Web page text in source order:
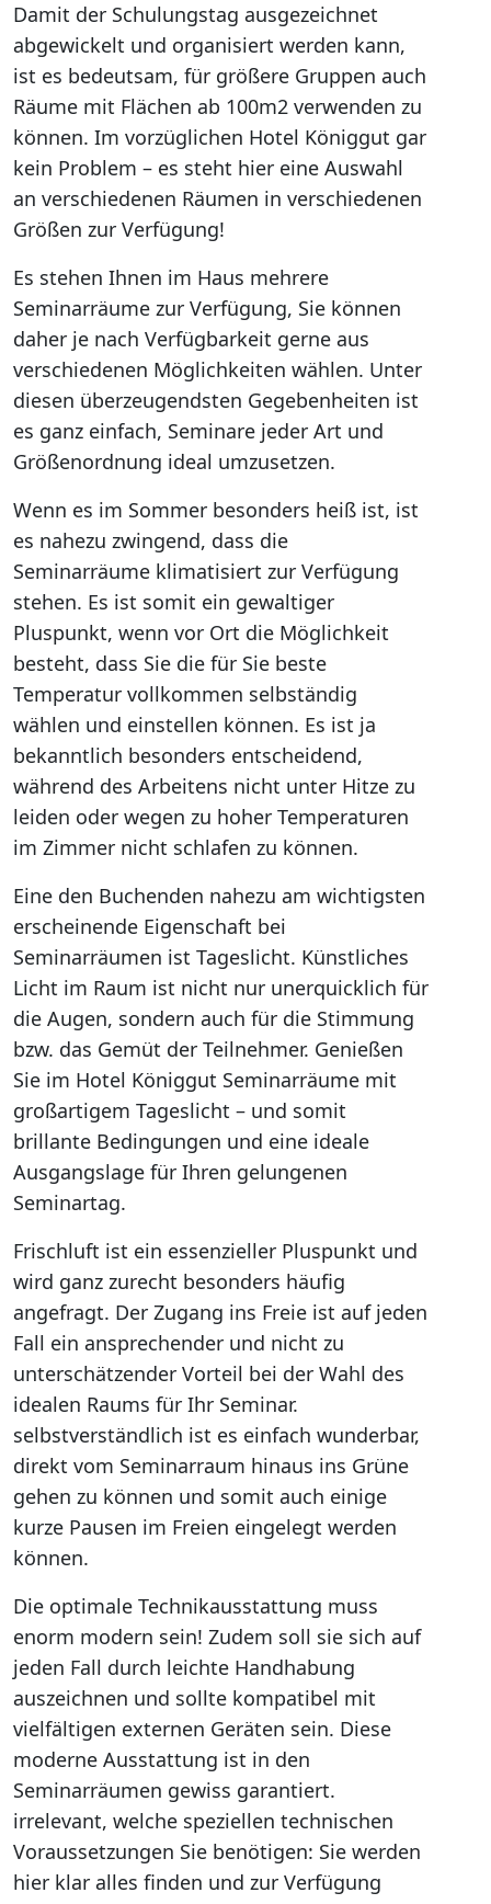
Damit der Schulungstag ausgezeichnet
abgewickelt und organisiert werden kann,
ist es bedeutsam, für größere Gruppen auch
Räume mit Flächen ab 100m2 verwenden zu
können. Im vorzüglichen Hotel Königgut gar
kein Problem – es steht hier eine Auswahl
an verschiedenen Räumen in verschiedenen
Größen zur Verfügung!
Es stehen Ihnen im Haus mehrere
Seminarräume zur Verfügung, Sie können
daher je nach Verfügbarkeit gerne aus
verschiedenen Möglichkeiten wählen. Unter
diesen überzeugendsten Gegebenheiten ist
es ganz einfach, Seminare jeder Art und
Größenordnung ideal umzusetzen.
Wenn es im Sommer besonders heiß ist, ist
es nahezu zwingend, dass die
Seminarräume klimatisiert zur Verfügung
stehen. Es ist somit ein gewaltiger
Pluspunkt, wenn vor Ort die Möglichkeit
besteht, dass Sie die für Sie beste
Temperatur vollkommen selbständig
wählen und einstellen können. Es ist ja
bekanntlich besonders entscheidend,
während des Arbeitens nicht unter Hitze zu
leiden oder wegen zu hoher Temperaturen
im Zimmer nicht schlafen zu können.
Eine den Buchenden nahezu am wichtigsten
erscheinende Eigenschaft bei
Seminarräumen ist Tageslicht. Künstliches
Licht im Raum ist nicht nur unerquicklich für
die Augen, sondern auch für die Stimmung
bzw. das Gemüt der Teilnehmer. Genießen
Sie im Hotel Königgut Seminarräume mit
großartigem Tageslicht – und somit
brillante Bedingungen und eine ideale
Ausgangslage für Ihren gelungenen
Seminartag.
Frischluft ist ein essenzieller Pluspunkt und
wird ganz zurecht besonders häufig
angefragt. Der Zugang ins Freie ist auf jeden
Fall ein ansprechender und nicht zu
unterschätzender Vorteil bei der Wahl des
idealen Raums für Ihr Seminar.
selbstverständlich ist es einfach wunderbar,
direkt vom Seminarraum hinaus ins Grüne
gehen zu können und somit auch einige
kurze Pausen im Freien eingelegt werden
können.
Die optimale Technikausstattung muss
enorm modern sein! Zudem soll sie sich auf
jeden Fall durch leichte Handhabung
auszeichnen und sollte kompatibel mit
vielfältigen externen Geräten sein. Diese
moderne Ausstattung ist in den
Seminarräumen gewiss garantiert.
irrelevant, welche speziellen technischen
Voraussetzungen Sie benötigen: Sie werden
hier klar alles finden und zur Verfügung